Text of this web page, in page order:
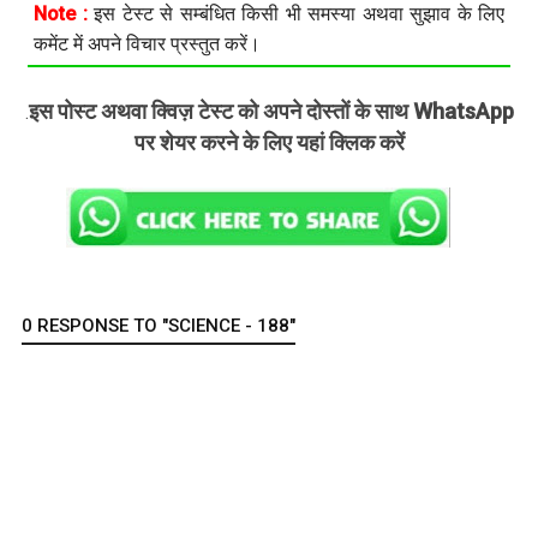
Note :इस टेस्ट से सम्बंधित किसी भी समस्या अथवा सुझाव के लिए
कमेंट में अपने विचार प्रस्तुत करें।
.इस पोस्ट अथवा क्विज़ टेस्ट को अपने दोस्तों के साथ WhatsApp
पर शेयर करने के लिए यहां क्लिक करें
0 RESPONSE TO "SCIENCE - 188"